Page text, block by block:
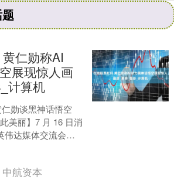
仁勋称AI
展现惊人画
计算机
勋谈黑神话悟空
美丽】7 月 16 日消
伟达媒体交流会
勋强调，AI 将为
中航资本